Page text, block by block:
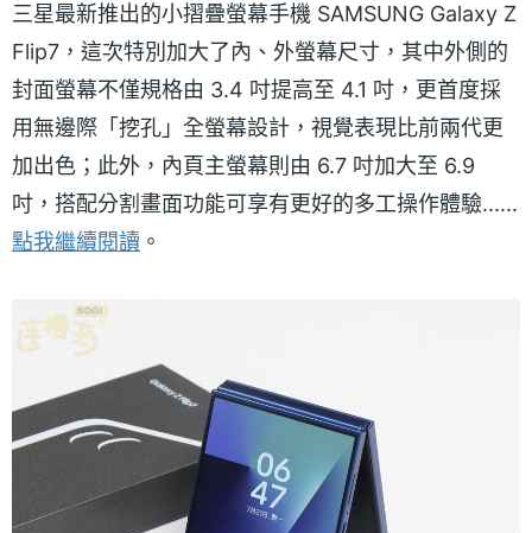
三星最新推出的小摺疊螢幕手機 SAMSUNG Galaxy Z
Flip7，這次特別加大了內、外螢幕尺寸，其中外側的
封面螢幕不僅規格由 3.4 吋提高至 4.1 吋，更首度採
用無邊際「挖孔」全螢幕設計，視覺表現比前兩代更
加出色；此外，內頁主螢幕則由 6.7 吋加大至 6.9
吋，搭配分割畫面功能可享有更好的多工操作體驗......
點我繼續閱讀 。